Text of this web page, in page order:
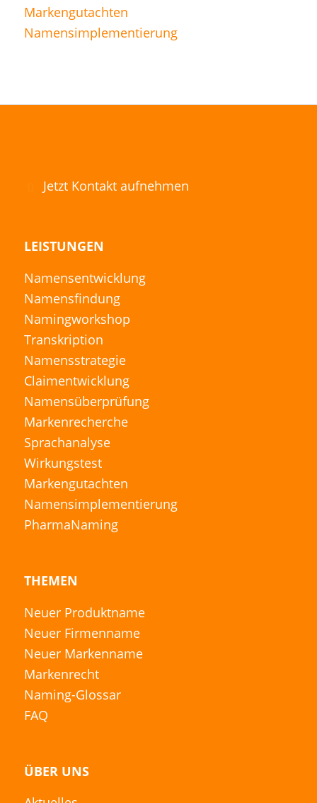
Markengutachten
Namensimplementierung
Jetzt Kontakt aufnehmen
LEISTUNGEN
Namensentwicklung
Namensfindung
Namingworkshop
Transkription
Namensstrategie
Claimentwicklung
Namensüberprüfung
Markenrecherche
Sprachanalyse
Wirkungstest
Markengutachten
Namensimplementierung
PharmaNaming
THEMEN
Neuer Produktname
Neuer Firmenname
Neuer Markenname
Markenrecht
Naming-Glossar
FAQ
ÜBER UNS